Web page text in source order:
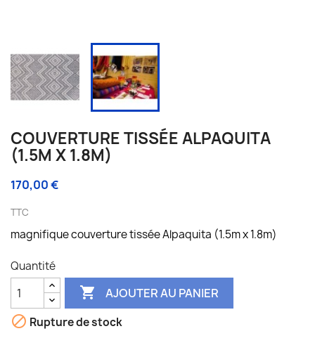
COUVERTURE TISSÉE ALPAQUITA
(1.5M X 1.8M)
170,00 €
TTC
magnifique couverture tissée Alpaquita (1.5m x 1.8m)
Quantité
 AJOUTER AU PANIER
 Rupture de stock